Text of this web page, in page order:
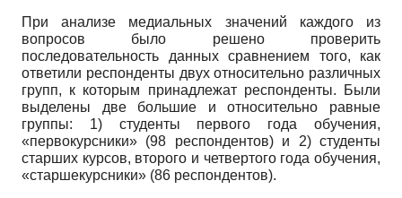
При анализе медиальных значений каждого из
вопросов было решено проверить
последовательность данных сравнением того, как
ответили респонденты двух относительно различных
групп, к которым принадлежат респонденты. Были
выделены две большие и относительно равные
группы: 1) студенты первого года обучения,
«первокурсники» (98 респондентов) и 2) студенты
старших курсов, второго и четвертого года обучения,
«старшекурсники» (86 респондентов).